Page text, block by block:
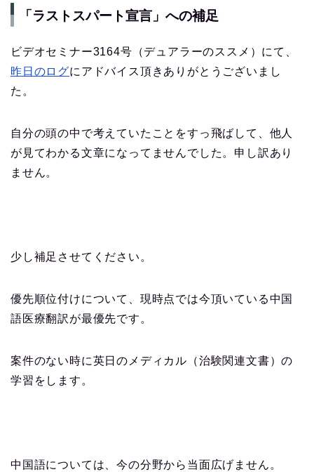
「ラストスパート宣言」への補足
ビデオセミナー3164号（デュアラーのススメ）にて、
昨日のログにアドバイス頂きありがとうございまし
た。
自分の頭の中で考えていたことをすっ飛ばして、他人
が見てわかる文章になってませんでした。申し訳あり
ません。
少し補足させてください。
優先順位付けについて、現時点では今頂いている中国
語医療翻訳が最優先です。
案件のない時に英日のメディカル（治験関連文書）の
学習をします。
中国語については、今の分野から当面広げません。